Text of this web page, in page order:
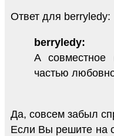
Ответ для berryledy:
berryledy:
А совместное
частью
Да, совсем забыл
Если Вы решите на